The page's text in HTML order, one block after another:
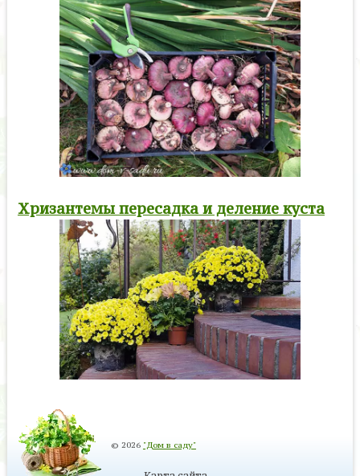
Хризантемы пересадка и деление куста
© 2026 "Дом в саду"